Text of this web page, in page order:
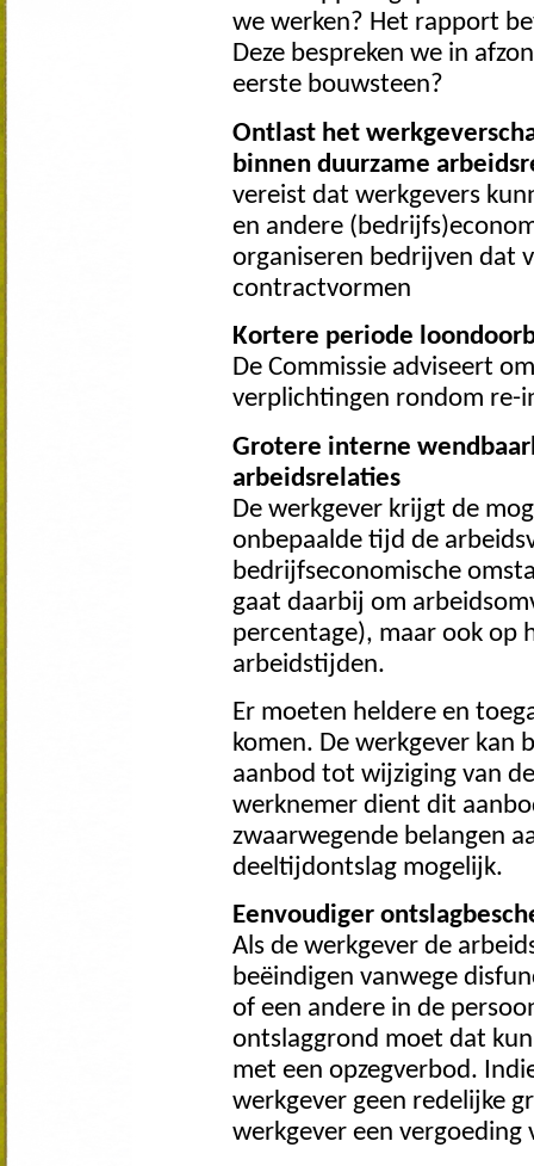
we werken? Het rapport
Deze bespreken we in
eerste bouwsteen?
Ontlast het
binnen duurzame
vereist dat werkgevers
en andere
organiseren bedrijven dat
contractvormen
Kortere periode
De Commissie adviseert
verplichtingen rondom re-
Grotere interne
arbeidsrelaties
De werkgever krijgt de
onbepaalde tijd de
bedrijfseconomische
gaat daarbij om
percentage), maar ook op
arbeidstijden.
Er moeten heldere en
komen. De werkgever kan
aanbod tot wijziging van
werknemer dient dit
zwaarwegende belangen
deeltijdontslag mogelijk.
Eenvoudiger
Als de werkgever de
beëindigen vanwege
of een andere in de
ontslaggrond moet dat
met een opzegverbod.
werkgever geen redelijke
werkgever een vergoeding